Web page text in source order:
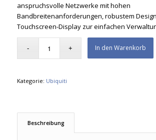
anspruchsvolle Netzwerke mit hohen
Bandbreitenanforderungen, robustem
Touchscreen-Display zur einfachen
In den Warenkorb
Kategorie: Ubiquiti
Beschreibung